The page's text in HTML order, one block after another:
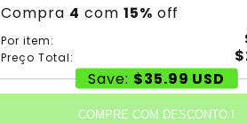
Compra 4 com 15% off
Por item:
Preço Total:
Save: $35.99 USD
COMPRE COM DESCONTO !